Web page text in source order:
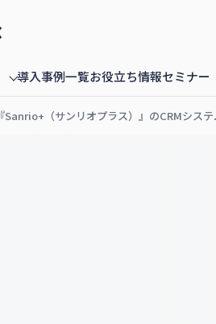
導入事例一覧お役立ち情報セミナー
fannaly auth 導
オンデマンド配信中のセミ
（サンリオプラス）』のCRMシス